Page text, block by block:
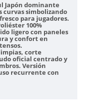
Japón dominante
curvas simbolizando
para jugadores.
100%
ligero con paneles
y confort en
corte
oficial centrado y
Versión
recurrente con